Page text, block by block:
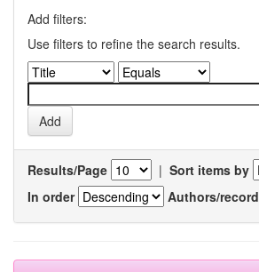
Add filters:
Use filters to refine the search results.
Results/Page | Sort items by
In order
Authors/record